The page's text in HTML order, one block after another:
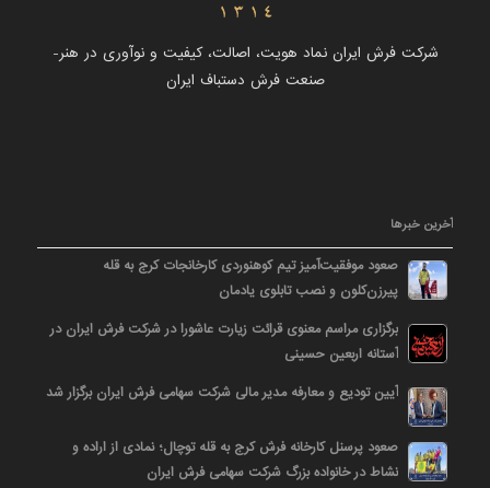
شرکت فرش ایران نماد هویت، اصالت، کیفیت و نوآوری در هنر-
صنعت فرش دستباف ایران
آخرین خبرها
صعود موفقیت‌آمیز تیم کوهنوردی کارخانجات کرج به قله
پیرزن‌کلون و نصب تابلوی یادمان
برگزاری مراسم معنوی قرائت زیارت عاشورا در شرکت فرش ایران در
آستانه اربعین حسینی
آیین تودیع و معارفه مدیر مالی شرکت سهامی فرش ایران برگزار شد
صعود پرسنل کارخانه فرش کرج به قله توچال؛ نمادی از اراده و
نشاط در خانواده بزرگ شرکت سهامی فرش ایران